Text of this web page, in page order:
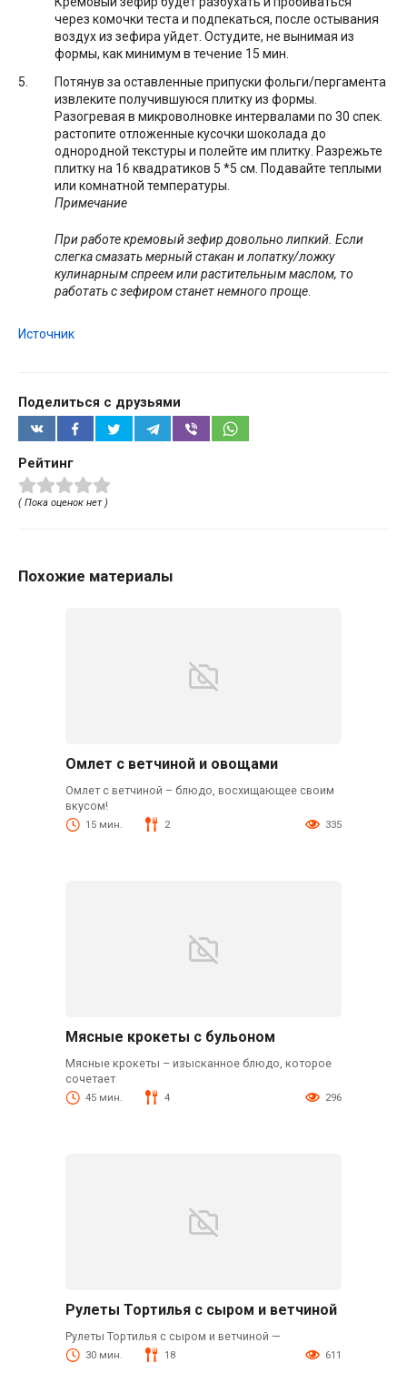
через комочки теста и подпекаться, после остывания
воздух из зефира уйдет. Остудите, не вынимая из
формы, как минимум в течение 15 мин.
Потянув за оставленные припуски фольги/пергамента
извлеките получившуюся плитку из формы.
Разогревая в микроволновке интервалами по 30 спек.
растопите отложенные кусочки шоколада до
однородной текстуры и полейте им плитку. Разрежьте
плитку на 16 квадратиков 5 *5 см. Подавайте теплыми
или комнатной температуры.
Примечание
При работе кремовый зефир довольно липкий. Если
слегка смазать мерный стакан и лопатку/ложку
кулинарным спреем или растительным маслом, то
работать с зефиром станет немного проще
Источник
Поделиться с друзьями
Рейтинг
( Пока оценок нет )
Похожие материалы
Омлет с ветчиной и овощами
Омлет с ветчиной – блюдо, восхищающее своим
вкусом!
15 мин. 2 335
Мясные крокеты с бульоном
Мясные крокеты – изысканное блюдо, которое
сочетает
45 мин. 4 296
Рулеты Тортилья с сыром и ветчиной
Рулеты Тортилья с сыром и ветчиной —
30 мин. 18 611